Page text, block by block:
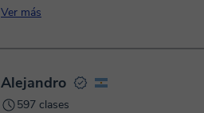
Ver más
Alejandro
597 clases